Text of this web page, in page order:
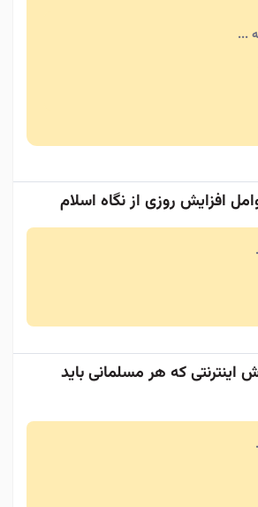
...
افزایش روزی از نگاه اسلام
اینترنتی که هر مسلمانی باید